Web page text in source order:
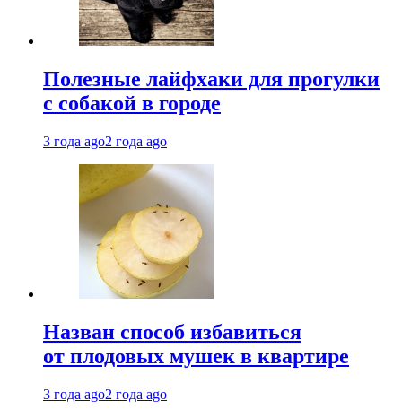
Полезные лайфхаки для прогулки
с собакой в городе
3 года ago2 года ago
Назван способ избавиться
от плодовых мушек в квартире
3 года ago2 года ago